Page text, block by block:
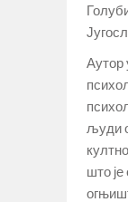
Аутор
људи
што је